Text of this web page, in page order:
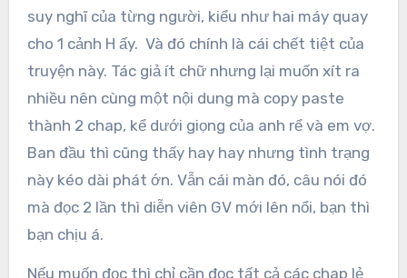
suy nghĩ của từng người, kiểu như hai máy quay
cho 1 cảnh H ấy. Và đó chính là cái chết tiệt của
truyện này. Tác giả ít chữ nhưng lại muốn xít ra
nhiều nên cùng một nội dung mà copy paste
thành 2 chap, kể dưới giọng của anh rể và em vợ.
Ban đầu thì cũng thấy hay hay nhưng tình trạng
này kéo dài phát ớn. Vẫn cái màn đó, câu nói đó
mà đọc 2 lần thì diễn viên GV mới lên nổi, bạn thì
bạn chịu á.
Nếu muốn đọc thì chỉ cần đọc tất cả các chap lẻ